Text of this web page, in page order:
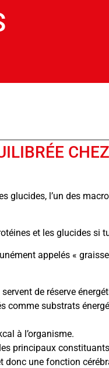
glucides, l’un des
et les glucides si
appelés «
de réserve
comme substrats
à l’organisme.
principaux
donc une fonction